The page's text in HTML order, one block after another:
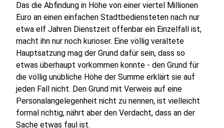
Das die Abfindung in Höhe von einer viertel Millionen
Euro an einen einfachen Stadtbediensteten nach nur
etwa elf Jahren Dienstzeit offenbar ein Einzelfall ist,
macht ihn nur noch kurioser. Eine völlig veraltete
Hauptsatzung mag der Grund dafür sein, dass so
etwas überhaupt vorkommen konnte - den Grund für
die völlig unübliche Höhe der Summe erklärt sie auf
jeden Fall nicht. Den Grund mit Verweis auf eine
Personalangelegenheit nicht zu nennen, ist vielleicht
formal richtig, nährt aber den Verdacht, dass an der
Sache etwas faul ist.